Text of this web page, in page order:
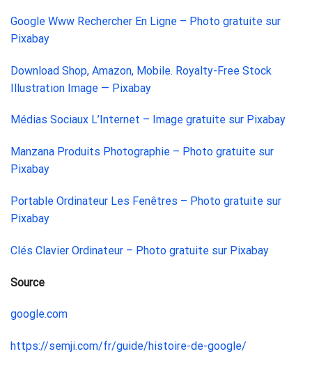
Google Www Rechercher En Ligne – Photo gratuite sur
Pixabay
Download Shop, Amazon, Mobile. Royalty-Free Stock
Illustration Image — Pixabay
Médias Sociaux L’Internet – Image gratuite sur Pixabay
Manzana Produits Photographie – Photo gratuite sur
Pixabay
Portable Ordinateur Les Fenêtres – Photo gratuite sur
Pixabay
Clés Clavier Ordinateur – Photo gratuite sur Pixabay
Source
google.com
https://semji.com/fr/guide/histoire-de-google/